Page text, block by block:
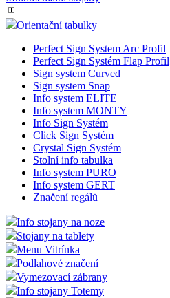
Orientační tabulky
Perfect Sign System Arc Profil
Perfect Sign Systém Flap Profil
Sign system Curved
Sign system Snap
Info system ELITE
Info system MONTY
Info Sign Systém
Click Sign Systém
Crystal Sign Systém
Stolní info tabulka
Info system PURO
Info system GERT
Značení regálů
Info stojany na noze
Stojany na tablety
Menu Vitrínka
Podlahové značení
Vymezovací zábrany
Info stojany Totemy